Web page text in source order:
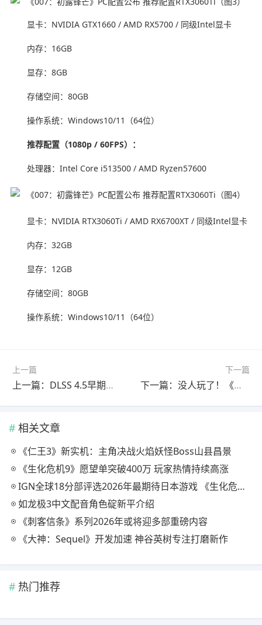
显卡：NVIDIA GTX1660 / AMD RX5700 / 同级Intel显卡
内存：16GB
显存：8GB
存储空间：80GB
操作系统：Windows10/11（64位）
推荐配置（1080p / 60FPS）：
处理器：Intel Core i513500 / AMD Ryzen57600
显卡：NVIDIA RTX3060Ti / AMD RX6700XT / 同级Intel显卡
内存：32GB
显存：12GB
存储空间：80GB
操作系统：Windows10/11（64位）
上一篇
上一篇：DLSS 4.5早期评测 动态多帧生成技术真正管用了
下一篇
下一篇：没人玩了！《战地6》Steam在线玩家数首次跌破10万
相关文章
《仁王3》新实机：主角决战火焰妖怪Boss山县昌景
《生化危机9》愿望单突破400万 玩家热情持续高涨
IGN全球18分部评选2026年最期待日本游戏 《生化危机9》登顶
如龙极3中文配音角色碇新平介绍
《刺客信条》系列2026年或将迎多部重磅内容
《大神：Sequel》开发加速 神谷英树专注打磨新作
热门推荐